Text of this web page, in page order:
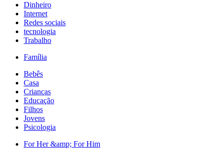
Dinheiro
Internet
Redes sociais
tecnologia
Trabalho
Família
Bebês
Casa
Crianças
Educação
Filhos
Jovens
Psicologia
For Her &amp; For Him